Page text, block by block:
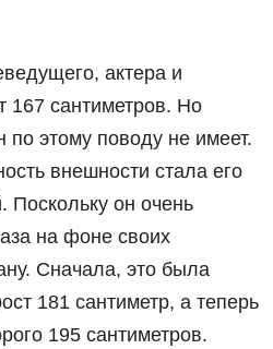
актера и
167 сантиметров. Но
по этому поводу не имеет.
внешности стала его
Поскольку он очень
на фоне своих
Сначала, это была
181 сантиметр, а теперь
195 сантиметров.